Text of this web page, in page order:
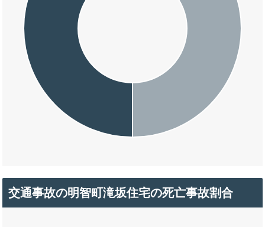
交通事故の明智町滝坂住宅の死亡事故割合